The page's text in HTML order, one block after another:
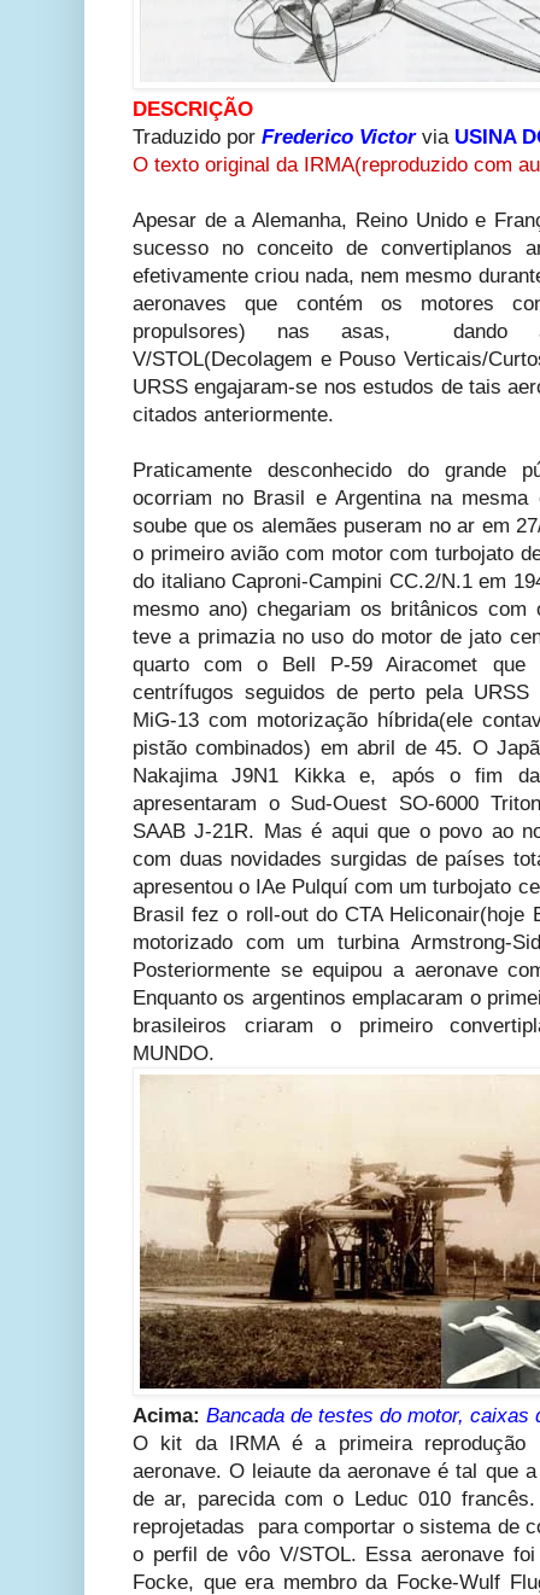
DESCRIÇÃO
Traduzido por Frederico Victor via USINA
O texto original da IRMA(reproduzido com
Apesar de a Alemanha, Reino Unido e
sucesso no conceito de convertiplanos
efetivamente criou nada, nem mesmo
aeronaves que contém os motores
propulsores) nas asas, dando
V/STOL(Decolagem e Pouso Verticais/
URSS engajaram-se nos estudos de tais
citados anteriormente.
Praticamente desconhecido do grande
ocorriam no Brasil e Argentina na
soube que os alemães puseram no ar em
o primeiro avião com motor com turbojato
do italiano Caproni-Campini CC.2/N.1 em
mesmo ano) chegariam os britânicos com
teve a primazia no uso do motor de jato
quarto com o Bell P-59 Airacomet que
centrífugos seguidos de perto pela
MiG-13 com motorização híbrida(ele
pistão combinados) em abril de 45. O
Nakajima J9N1 Kikka e, após o fim
apresentaram o Sud-Ouest SO-6000
SAAB J-21R. Mas é aqui que o povo ao
com duas novidades surgidas de países
apresentou o IAe Pulquí com um turbojato
Brasil fez o roll-out do CTA Heliconair(hoje
motorizado com um turbina Armstrong-
Posteriormente se equipou a aeronave
Enquanto os argentinos emplacaram o
brasileiros criaram o primeiro
MUNDO.
Acima: Bancada de testes do motor, caixas
O kit da IRMA é a primeira reprodução
aeronave. O leiaute da aeronave é tal que
de ar, parecida com o Leduc 010
reprojetadas para comportar o sistema de
o perfil de vôo V/STOL. Essa aeronave
Focke, que era membro da Focke-Wulf